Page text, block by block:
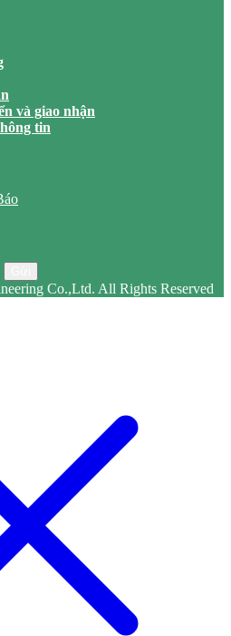
và giao nhận
tin
Co.,Ltd. All Rights Reserved